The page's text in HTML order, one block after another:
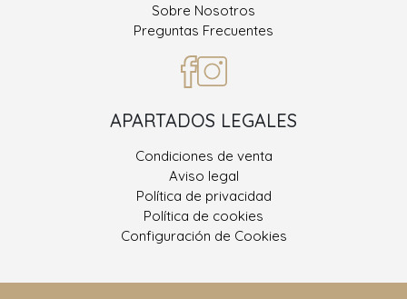
Sobre Nosotros
Preguntas Frecuentes
APARTADOS LEGALES
Condiciones de venta
Aviso legal
Política de privacidad
Política de cookies
Configuración de Cookies